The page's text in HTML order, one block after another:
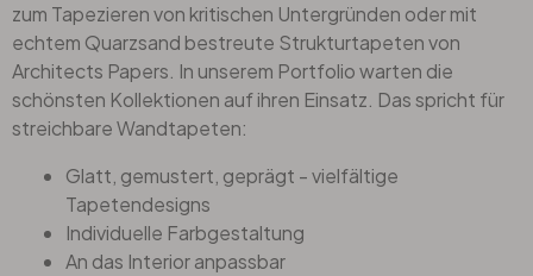
zum Tapezieren von kritischen Untergründen oder mit
echtem Quarzsand bestreute Strukturtapeten von
Architects Papers. In unserem Portfolio warten die
schönsten Kollektionen auf ihren Einsatz. Das spricht für
streichbare Wandtapeten:
Glatt, gemustert, geprägt - vielfältige
Tapetendesigns
Individuelle Farbgestaltung
An das Interior anpassbar